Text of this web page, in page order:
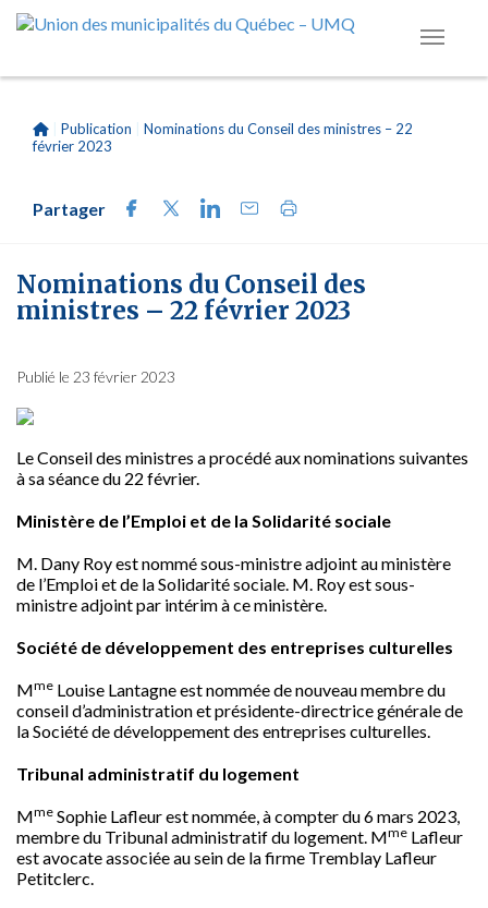
Publication
Nominations du Conseil des ministres – 22
février 2023
Partager
Nominations du Conseil des
ministres – 22 février 2023
Publié le 23 février 2023
Le Conseildes ministres a procédé aux nominations suivantes
à sa séance du 22 février.
Ministère de l’Emploi et de la Solidarité sociale
M. Dany Royest nommé sous-ministre adjoint au ministère
de l’Emploi et de la Solidarité sociale. M. Roy est sous-
ministre adjoint par intérim à ce ministère.
Société de développement des entreprises culturelles
Mme Louise Lantagneest nommée de nouveau membre du
conseil d’administration et présidente-directrice générale de
la Société de développement des entreprises culturelles.
Tribunal administratif du logement
Mme Sophie Lafleurest nommée, à compter du 6 mars 2023,
membre du Tribunal administratif du logement. Mme Lafleur
est avocate associée au sein de la firme Tremblay Lafleur
Petitclerc.